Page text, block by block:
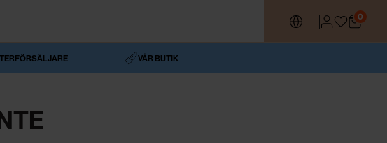
0
VÅR BUTIK